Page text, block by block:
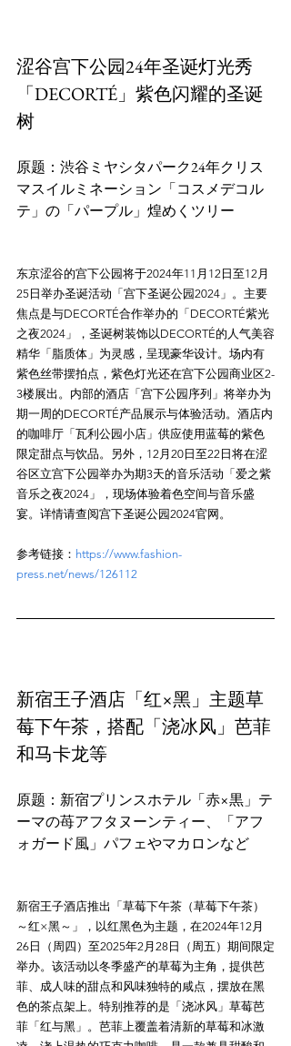
涩谷宫下公园24年圣诞灯光秀
「DECORTÉ」紫色闪耀的圣诞
树
原题：渋谷ミヤシタパーク24年クリス
マスイルミネーション「コスメデコル
东京涩谷的宫下公园将于2024年11月12日至12月
25日举办圣诞活动「宫下圣诞公园2024」。主要
焦点是与DECORTÉ合作举办的「DECORTÉ紫光
之夜2024」，圣诞树装饰以DECORTÉ的人气美容
精华「脂质体」为灵感，呈现豪华设计。场内有
紫色丝带摆拍点，紫色灯光还在宫下公园商业区2-
3楼展出。内部的酒店「宫下公园序列」将举办为
期一周的DECORTÉ产品展示与体验活动。酒店内
的咖啡厅「瓦利公园小店」供应使用蓝莓的紫色
限定甜点与饮品。另外，12月20日至22日将在涩
谷区立宫下公园举办为期3天的音乐活动「爱之紫
音乐之夜2024」，现场体验着色空间与音乐盛
参考链接： https://www.fashion-
press.net/news/126112
新宿王子酒店「红×黑」主题草
莓下午茶，搭配「浇冰风」芭菲
和马卡龙等
原题：新宿プリンスホテル「赤×黒」テ
ーマの苺アフタヌーンティー、「アフ
新宿王子酒店推出「草莓下午茶（草莓下午茶）
～红×黑～」，以红黑色为主题，在2024年12月
26日（周四）至2025年2月28日（周五）期间限定
举办。该活动以冬季盛产的草莓为主角，提供芭
菲、成人味的甜点和风味独特的咸点，摆放在黑
色的茶点架上。特别推荐的是「浇冰风」草莓芭
菲「红与黑」。芭菲上覆盖着清新的草莓和冰激